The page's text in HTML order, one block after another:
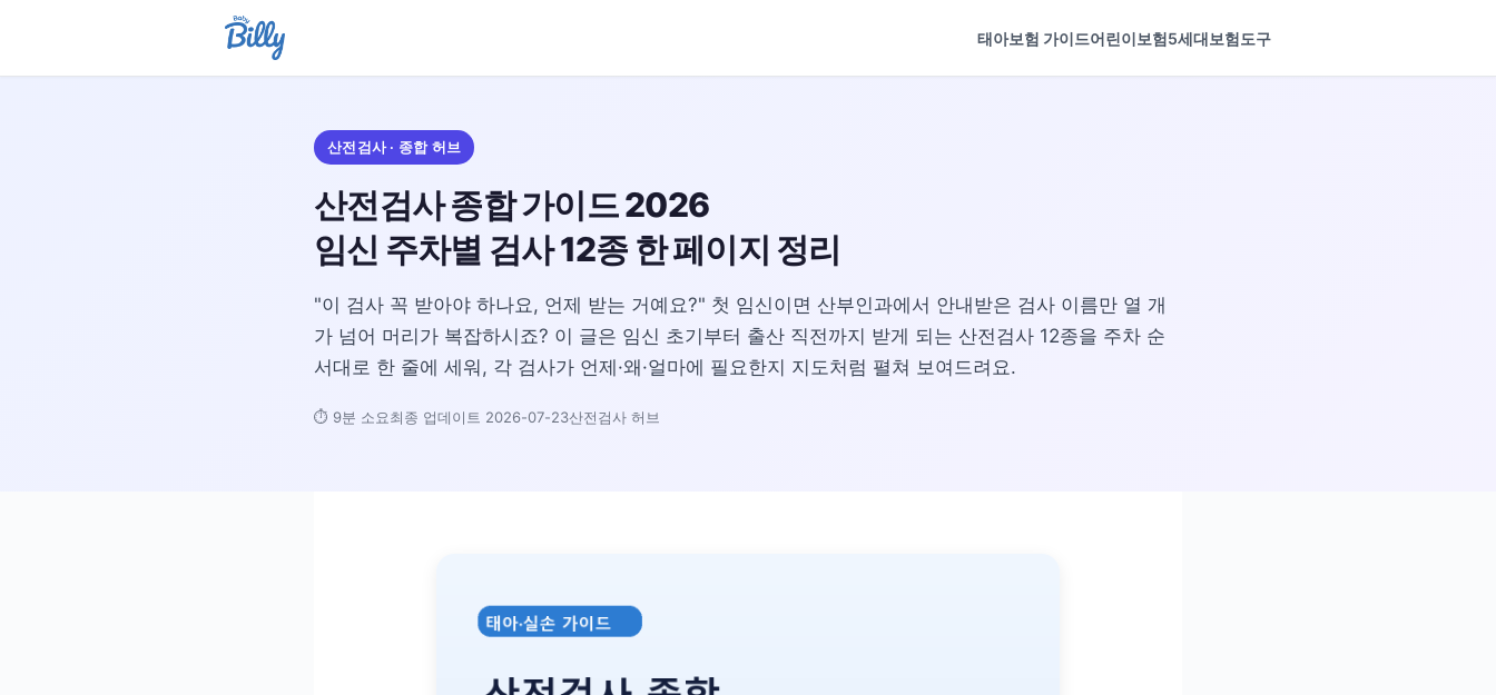
태아보험 가이드어린이보험5세대보험도구
산전검사 · 종합 허브
산전검사 종합 가이드 2026
임신 주차별 검사 12종 한 페이지 정리
"이 검사 꼭 받아야 하나요, 언제 받는 거예요?" 첫 임신이면 산부인과에서 안내받은 검사 이름만 열 개
가 넘어 머리가 복잡하시죠? 이 글은 임신 초기부터 출산 직전까지 받게 되는 산전검사 12종을 주차 순
서대로 한 줄에 세워, 각 검사가 언제·왜·얼마에 필요한지 지도처럼 펼쳐 보여드려요.
⏱ 9분 소요최종 업데이트 2026-07-23산전검사 허브